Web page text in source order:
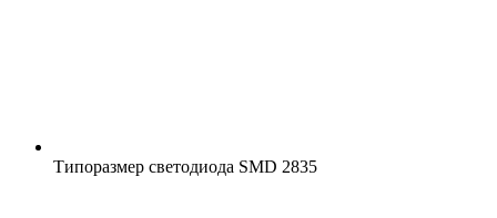
Типоразмер светодиода SMD 2835